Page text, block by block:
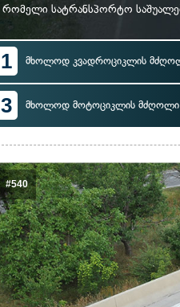
რომელი სატრანსპორტო
1 მხოლოდ კვადროციკლის
3 მხოლოდ მოტოციკლის მძღოლი
#540